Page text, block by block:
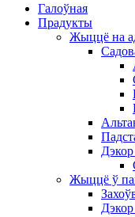
Галоўная
Прадукты
Жыццё на
Дэкор
Жыццё ў
Дэкор